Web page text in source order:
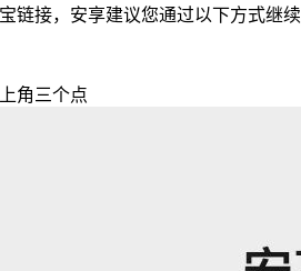
链接，安享建议您通过以下方式继续
角三个点